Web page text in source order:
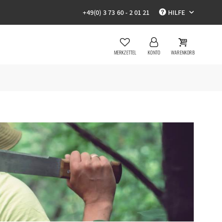
+49(0) 3 73 60 - 2 01 21 HILFE
MERKZETTEL KONTO WARENKORB